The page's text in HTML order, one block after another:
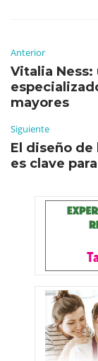
Anterior
Vitalia
mayores
Siguiente
El diseño de
es clave